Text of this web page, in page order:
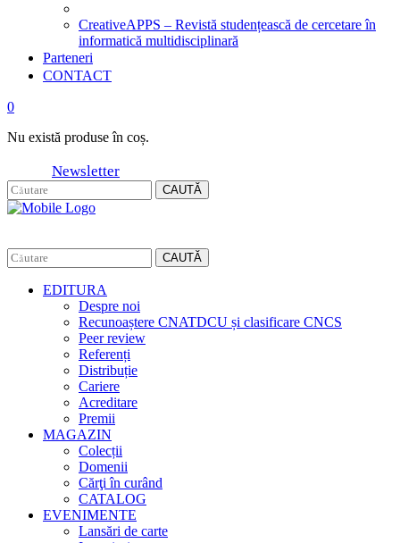
CreativeAPPS – Revistă studențească de cercetare în
informatică multidisciplinară
Parteneri
CONTACT
0
Nu există produse în coș.
Newsletter
CAUTĂ
CAUTĂ
EDITURA
Despre noi
Recunoaștere CNATDCU și clasificare CNCS
Peer review
Referenți
Distribuție
Cariere
Acreditare
Premii
MAGAZIN
Colecții
Domenii
Cărţi în curând
CATALOG
EVENIMENTE
Lansări de carte